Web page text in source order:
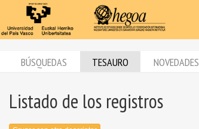
BÚSQUEDAS TESAURO NOVEDADES
Listado de los registros